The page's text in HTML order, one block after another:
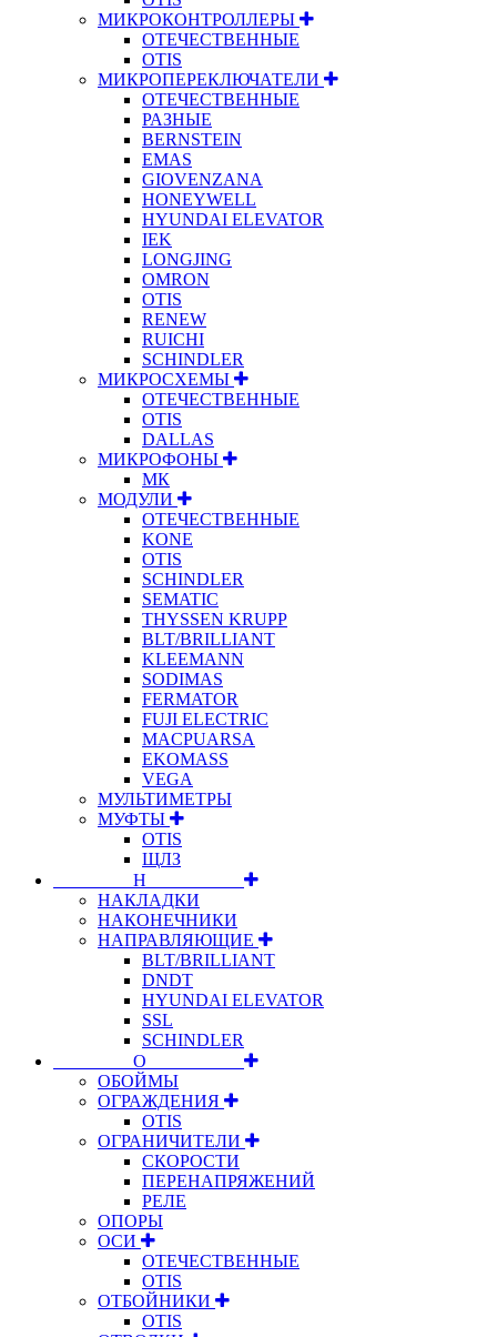
МИКРОКОНТРОЛЛЕРЫ
ОТЕЧЕСТВЕННЫЕ
OTIS
МИКРОПЕРЕКЛЮЧАТЕЛИ
ОТЕЧЕСТВЕННЫЕ
РАЗНЫЕ
BERNSTEIN
EMAS
GIOVENZANA
HONEYWELL
HYUNDAI ELEVATOR
IEK
LONGJING
OMRON
OTIS
RENEW
RUICHI
SCHINDLER
МИКРОСХЕМЫ
ОТЕЧЕСТВЕННЫЕ
OTIS
DALLAS
МИКРОФОНЫ
МК
МОДУЛИ
ОТЕЧЕСТВЕННЫЕ
KONE
OTIS
SCHINDLER
SEMATIC
THYSSEN KRUPP
BLT/BRILLIANT
KLEEMANN
SODIMAS
FERMATOR
FUJI ELECTRIC
MACPUARSA
EKOMASS
VEGA
МУЛЬТИМЕТРЫ
МУФТЫ
OTIS
ЩЛЗ
⠀⠀⠀⠀⠀⠀Н⠀⠀⠀⠀⠀⠀⠀
НАКЛАДКИ
НАКОНЕЧНИКИ
НАПРАВЛЯЮЩИЕ
BLT/BRILLIANT
DNDT
HYUNDAI ELEVATOR
SSL
SCHINDLER
⠀⠀⠀⠀⠀⠀О⠀⠀⠀⠀⠀⠀⠀
ОБОЙМЫ
ОГРАЖДЕНИЯ
OTIS
ОГРАНИЧИТЕЛИ
СКОРОСТИ
ПЕРЕНАПРЯЖЕНИЙ
РЕЛЕ
ОПОРЫ
ОСИ
ОТЕЧЕСТВЕННЫЕ
OTIS
ОТБОЙНИКИ
OTIS